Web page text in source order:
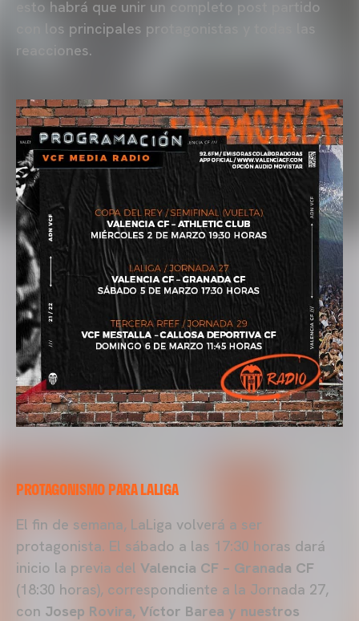
esto habrá que unir un completo post partido
con los principales protagonistas y todas las
reacciones.
PROTAGONISMO PARA LALIGA
El fin de semana, LaLiga volverá a ser
protagonista. El sábado a las 17:30 horas dará
inicio la previa del Valencia CF – Granada CF
(18:30 horas), correspondiente a la Jornada 27,
con Josep Rovira, Víctor Barea y nuestros